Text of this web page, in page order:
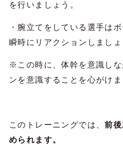
を行いましょう。
・腕立てをしている選手は
瞬時にリアクションしましょ
※この時に、体幹を意識し
ンを意識することを心がけま
このトレーニングでは、前
められます。